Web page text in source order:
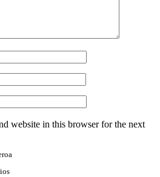
website in this browser for the next